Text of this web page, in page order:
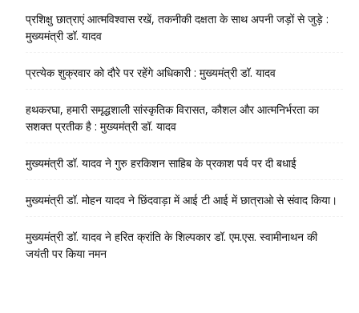
प्रशिक्षु छात्राएं आत्मविश्वास रखें, तकनीकी दक्षता के साथ अपनी जड़ों से जुड़े :
मुख्यमंत्री डॉ. यादव
प्रत्येक शुक्रवार को दौरे पर रहेंगे अधिकारी : मुख्यमंत्री डॉ. यादव
हथकरघा, हमारी समृद्धशाली सांस्कृतिक विरासत, कौशल और आत्मनिर्भरता का
सशक्त प्रतीक है : मुख्यमंत्री डॉ. यादव
मुख्यमंत्री डॉ. यादव ने गुरु हरकिशन साहिब के प्रकाश पर्व पर दी बधाई
मुख्यमंत्री डॉ. मोहन यादव ने छिंदवाड़ा में आई टी आई में छात्राओ से संवाद किया।
मुख्यमंत्री डॉ. यादव ने हरित क्रांति के शिल्पकार डॉ. एम.एस. स्वामीनाथन की
जयंती पर किया नमन